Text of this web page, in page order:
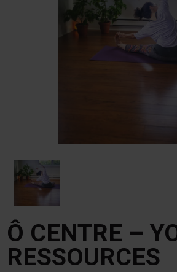
Ô CENTRE –
RESSOURCES